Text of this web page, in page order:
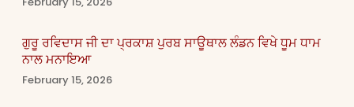
ਗੁਰੂ ਰਵਿਦਾਸ ਜੀ ਦਾ ਪ੍ਰਕਾਸ਼ ਪੁਰਬ ਸਾਊਥਾਲ ਲੰਡਨ ਵਿਖੇ ਧੂਮ ਧਾਮ
ਨਾਲ ਮਨਾਇਆ
February 15, 2026